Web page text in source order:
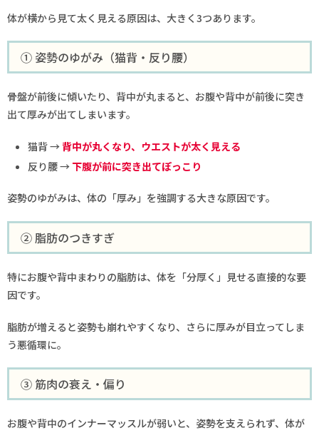
体が横から見て太く見える原因は、大きく3つあります。
① 姿勢のゆがみ（猫背・反り腰）
骨盤が前後に傾いたり、背中が丸まると、お腹や背中が前後に突き
出て厚みが出てしまいます。
猫背 →背中が丸くなり、ウエストが太く見える
反り腰 → 下腹が前に突き出てぽっこり
姿勢のゆがみは、体の「厚み」を強調する大きな原因です。
② 脂肪のつきすぎ
特にお腹や背中まわりの脂肪は、体を「分厚く」見せる直接的な要
因です。
脂肪が増えると姿勢も崩れやすくなり、さらに厚みが目立ってしま
う悪循環に。
③ 筋肉の衰え・偏り
お腹や背中のインナーマッスルが弱いと、姿勢を支えられず、体が